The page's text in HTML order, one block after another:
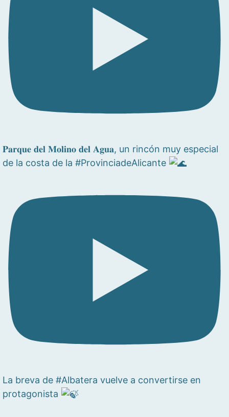
𝐏𝐚𝐫𝐪𝐮𝐞 𝐝𝐞𝐥 𝐌𝐨𝐥𝐢𝐧𝐨 𝐝𝐞𝐥 𝐀𝐠𝐮𝐚, un rincón muy especial
de la costa de la #ProvinciadeAlicante
La breva de #Albatera vuelve a convertirse en
protagonista